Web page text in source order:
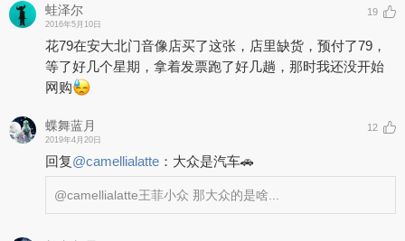
蛙泽尔
2016年5月10日
19
花79在安大北门音像店买了这张，店里缺货，预付了79，
等了好几个星期，拿着发票跑了好几趟，那时我还没开始
网购
蝶舞蓝月
2019年4月20日
12
回复@camellialatte ： 大众是汽车🚗
@camellialatte王菲小众 那大众的是啥...